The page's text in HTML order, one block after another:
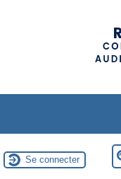
Se connecter